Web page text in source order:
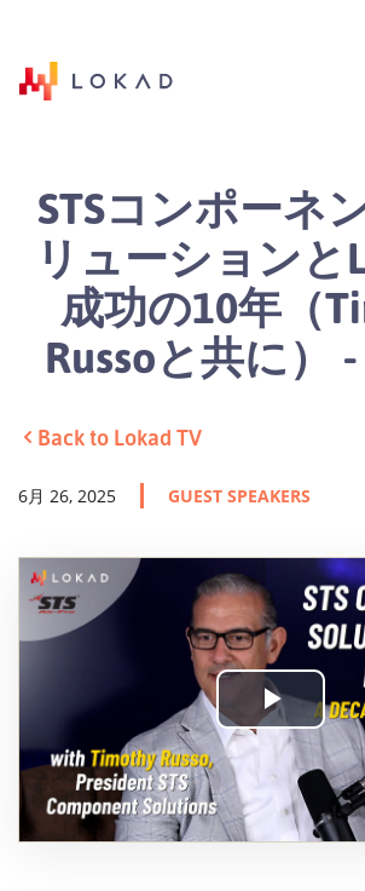
STSコンポーネ
リューションと
成功の10年（
Russoと共に）
Back to Lokad TV
6月 26, 2025 GUEST SPEAKERS
Play
Video